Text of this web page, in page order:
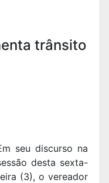
trânsito
seu discurso na
desta sexta-
(3), o vereador